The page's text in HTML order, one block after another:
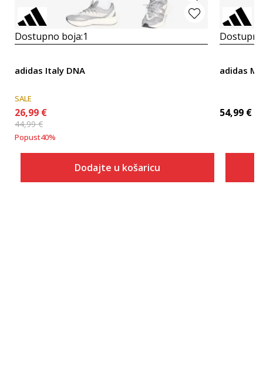
Dostupno boja:1
adidas Italy DNA
SALE
26,99 €
44,99€
Popust40%
Dodajte u košaricu
adidas
54,99 €